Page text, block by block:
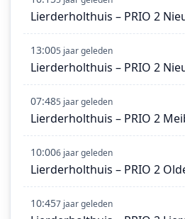
Lierderholthuis – PRIO 2
13:005 jaar geleden
Lierderholthuis – PRIO 2
07:485 jaar geleden
Lierderholthuis – PRIO 2
10:006 jaar geleden
Lierderholthuis – PRIO 2
10:457 jaar geleden